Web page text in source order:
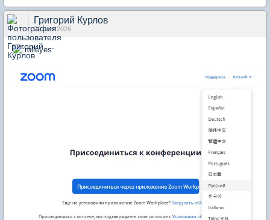
Григорий Курлов
02 июн 2026